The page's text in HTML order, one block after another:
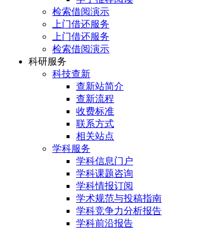
检索借阅演示
上门借还服务
上门借还服务
检索借阅演示
科研服务
科技查新
查新站简介
查新流程
收费标准
联系方式
相关站点
学科服务
学科信息门户
学科课题咨询
学科情报订阅
学术规范与投稿指南
学科竞争力分析报告
学科前沿报告